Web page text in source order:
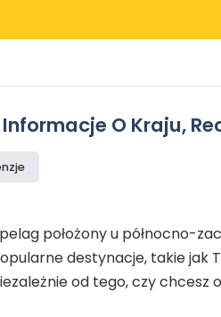
O Kraju,
położony u północno-
destynacje, takie jak
od tego, czy